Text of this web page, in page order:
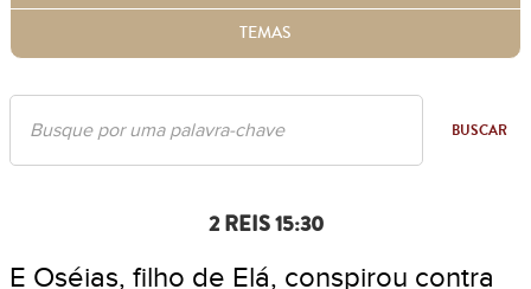
TEMAS
BUSCAR
2 REIS 15:30
E Oséias, filho de Elá, conspirou contra